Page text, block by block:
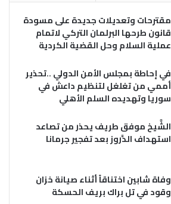
مقترحات وتعديلات جديدة على مسودة
قانون طرحها البرلمان التركي لاتمام
عملية السلام وحل القضية الكردية
في إحاطة بمجلس الأمن الدولي ..تحذير
أممي من تغلغل لتنظيم داعش في
سوريا وتهديده السلم الأهلي
الشَّيخ موفق طريف يحذر من تصاعد
استهداف الدَّروز بعد تفجير جرمانا
وفاة شابين اختناقاً أثناء صيانة خزان
وقود في تل براك بريف الحسكة